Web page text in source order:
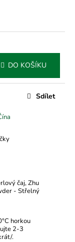
DO KOŠÍKU
čaj, Zhu
- Střelný
horkou
2-3
.
Sdílet